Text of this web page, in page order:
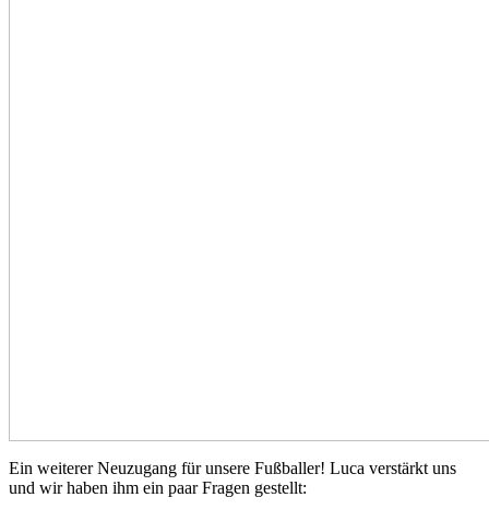
Ein weiterer Neuzugang für unsere Fußballer! Luca verstärkt uns
und wir haben ihm ein paar Fragen gestellt: